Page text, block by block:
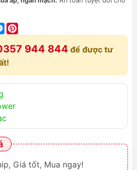
Messenger
944 844 để được tư
Giá tốt, Mua ngay!